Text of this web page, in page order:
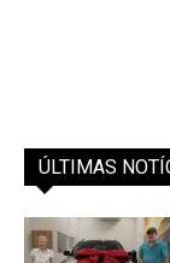
ÚLTIMAS